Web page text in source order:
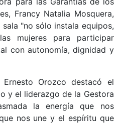
Francy Natalia Mosquera,
"no sólo instala equipos,
mujeres para participar
con autonomía, dignidad y
Ernesto Orozco destacó el
y el liderazgo de la Gestora
la energía que nos
nos une y el espíritu que